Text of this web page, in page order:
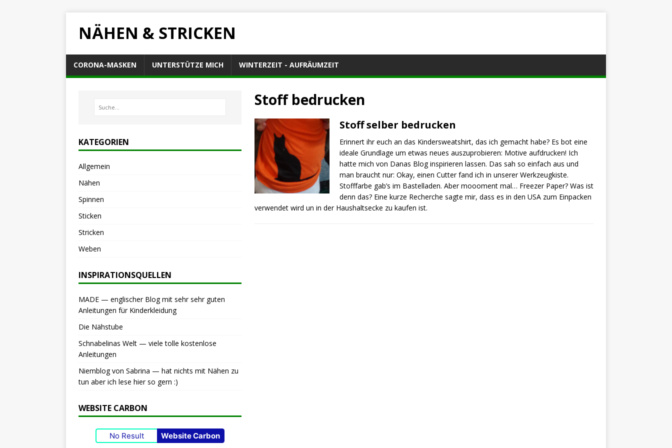
NÄHEN & STRICKEN
CORONA-MASKEN UNTERSTÜTZE MICH WINTERZEIT - AUFRÄUMZEIT
Stoff bedrucken
Stoff selber bedrucken
Erinnert ihr euch an das Kindersweatshirt, das ich gemacht habe? Es bot eine
ideale Grundlage um etwas neues auszuprobieren: Motive aufdrucken! Ich
hatte mich von Danas Blog inspirieren lassen. Das sah so einfach aus und
man braucht nur: Okay, einen Cutter fand ich in unserer Werkzeugkiste.
Stofffarbe gab’s im Bastelladen. Aber moooment mal… Freezer Paper? Was ist
denn das? Eine kurze Recherche sagte mir, dass es in den USA zum Einpacken
verwendet wird un in der Haushaltsecke zu kaufen ist.
KATEGORIEN
Allgemein
Nähen
Spinnen
Sticken
Stricken
Weben
INSPIRATIONSQUELLEN
MADE — englischer Blog mit sehr sehr guten
Anleitungen für Kinderkleidung
Die Nähstube
Schnabelinas Welt — viele tolle kostenlose
Anleitungen
Niemblog von Sabrina — hat nichts mit Nähen zu
tun aber ich lese hier so gern :)
WEBSITE CARBON
No Result Website Carbon